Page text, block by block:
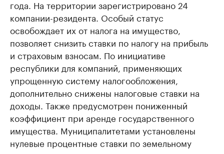
года. На территории зарегистрировано 24
компании-резидента. Особый статус
освобождает их от налога на имущество,
позволяет снизить ставки по налогу на прибыль
и страховым взносам. По инициативе
республики для компаний, применяющих
упрощенную систему налогообложения,
дополнительно снижены налоговые ставки на
доходы. Также предусмотрен пониженный
коэффициент при аренде государственного
имущества. Муниципалитетами установлены
нулевые процентные ставки по земельному